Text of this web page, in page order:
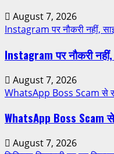
August 7, 2026
Instagram पर नौकरी नहीं,
Instagram पर नौकरी
August 7, 2026
WhatsApp Boss Scam से
WhatsApp Boss Scam
August 7, 2026